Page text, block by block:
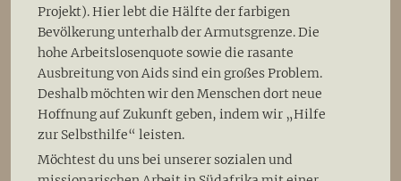
Projekt). Hier lebt die Hälfte der farbigen
Bevölkerung unterhalb der Armutsgrenze. Die
hohe Arbeitslosenquote sowie die rasante
Ausbreitung von Aids sind ein großes Problem.
Deshalb möchten wir den Menschen dort neue
Hoffnung auf Zukunft geben, indem wir „Hilfe
zur Selbsthilfe“ leisten.
Möchtest du uns bei unserer sozialen und